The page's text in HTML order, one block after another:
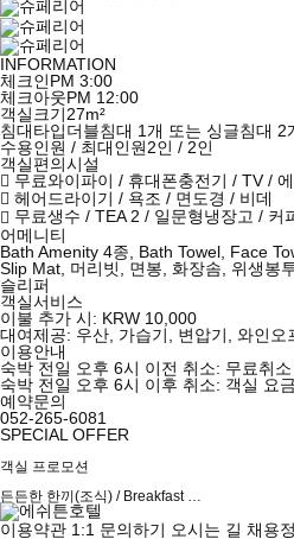
INFORMATION
체크인PM 3:00
체크아웃PM 12:00
객실크기27m²
침대타입더블침대 1개 또는 싱글침대 2
수용인원 / 최대인원2인 / 2인
객실편의시설
무료와이파이 / 휴대폰충전기 / TV /
헤어드라이기 / 욕조 / 면도경 / 비데
무료생수 / TEA 2 / 일문형냉장고 / 커
어메니티
Bath Amenity 4종, Bath Towel, Face
Slip Mat, 머리빗, 면봉, 화장솜, 위생봉
슬리퍼
객실서비스
이불 추가 시: KRW 10,000
대여제공: 우산, 가습기, 변압기, 와인오
이용안내
숙박 전일 오후 6시 이전 취소: 무료취소
숙박 전일 오후 6시 이후 취소: 객실 요
예약문의
052-265-6081
SPECIAL OFFER
객실 프로모션
든든한 한끼(조식) / Breakfast …
이용약관 1:1 문의하기 오시는 길 채용